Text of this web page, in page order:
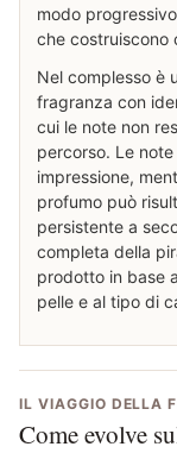
modo
che costruiscono
Nel complesso è
fragranza con
cui le note non
percorso. Le
impressione,
profumo può
persistente a
completa della
prodotto in base
pelle e al tipo di
IL VIAGGIO DELLA
Come evolve